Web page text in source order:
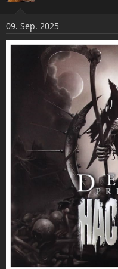
09. Sep. 2025